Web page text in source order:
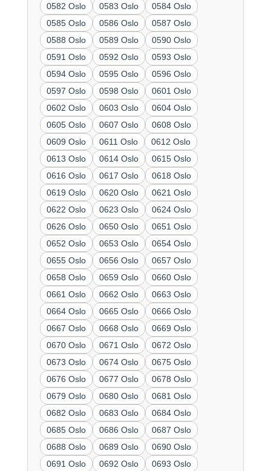
0582 Oslo
0583 Oslo
0584 Oslo
0585 Oslo
0586 Oslo
0587 Oslo
0588 Oslo
0589 Oslo
0590 Oslo
0591 Oslo
0592 Oslo
0593 Oslo
0594 Oslo
0595 Oslo
0596 Oslo
0597 Oslo
0598 Oslo
0601 Oslo
0602 Oslo
0603 Oslo
0604 Oslo
0605 Oslo
0607 Oslo
0608 Oslo
0609 Oslo
0611 Oslo
0612 Oslo
0613 Oslo
0614 Oslo
0615 Oslo
0616 Oslo
0617 Oslo
0618 Oslo
0619 Oslo
0620 Oslo
0621 Oslo
0622 Oslo
0623 Oslo
0624 Oslo
0626 Oslo
0650 Oslo
0651 Oslo
0652 Oslo
0653 Oslo
0654 Oslo
0655 Oslo
0656 Oslo
0657 Oslo
0658 Oslo
0659 Oslo
0660 Oslo
0661 Oslo
0662 Oslo
0663 Oslo
0664 Oslo
0665 Oslo
0666 Oslo
0667 Oslo
0668 Oslo
0669 Oslo
0670 Oslo
0671 Oslo
0672 Oslo
0673 Oslo
0674 Oslo
0675 Oslo
0676 Oslo
0677 Oslo
0678 Oslo
0679 Oslo
0680 Oslo
0681 Oslo
0682 Oslo
0683 Oslo
0684 Oslo
0685 Oslo
0686 Oslo
0687 Oslo
0688 Oslo
0689 Oslo
0690 Oslo
0691 Oslo
0692 Oslo
0693 Oslo